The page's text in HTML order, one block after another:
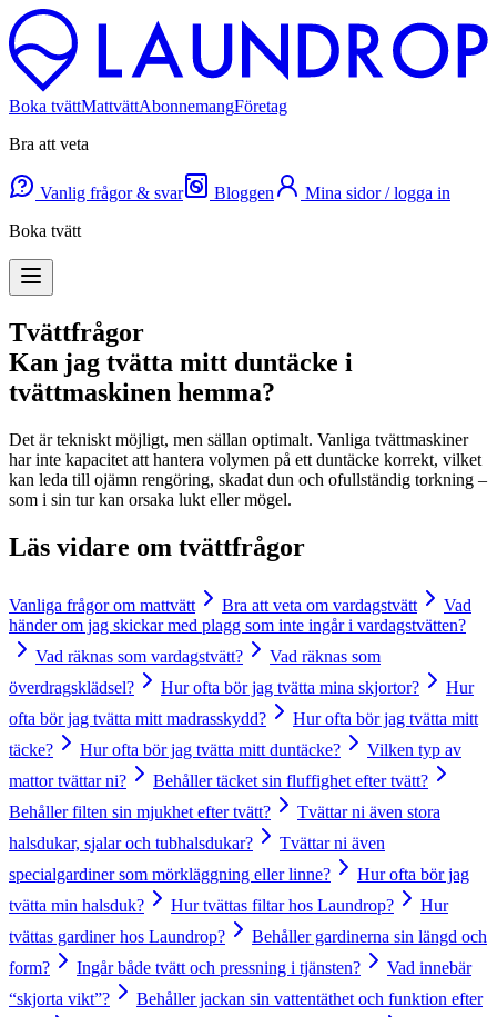
Boka tvättMattvättAbonnemangFöretag
Bra att veta
Vanlig frågor & svar Bloggen
Mina sidor / logga in
Boka tvätt
Tvättfrågor
Kan jag tvätta mitt duntäcke i
tvättmaskinen hemma?
Det är tekniskt möjligt, men sällan optimalt. Vanliga tvättmaskiner
har inte kapacitet att hantera volymen på ett duntäcke korrekt, vilket
kan leda till ojämn rengöring, skadat dun och ofullständig torkning –
som i sin tur kan orsaka lukt eller mögel.
Läs vidare om tvättfrågor
Vanliga frågor om mattvätt Bra att veta om vardagstvätt
Vad
händer om jag skickar med plagg som inte ingår i vardagstvätten?
Vad räknas som vardagstvätt?
Vad räknas som
överdragsklädsel?
Hur ofta bör jag tvätta mina skjortor?
Hur
ofta bör jag tvätta mitt madrasskydd?
Hur ofta bör jag tvätta mitt
täcke?
Hur ofta bör jag tvätta mitt duntäcke?
Vilken typ av
mattor tvättar ni?
Behåller täcket sin fluffighet efter tvätt?
Behåller filten sin mjukhet efter tvätt?
Tvättar ni även stora
halsdukar, sjalar och tubhalsdukar?
Tvättar ni även
specialgardiner som mörkläggning eller linne?
Hur ofta bör jag
tvätta min halsduk?
Hur tvättas filtar hos Laundrop?
Hur
tvättas gardiner hos Laundrop?
Behåller gardinerna sin längd och
form?
Ingår både tvätt och pressning i tjänsten?
Vad innebär
“skjorta vikt”?
Behåller jackan sin vattentäthet och funktion efter